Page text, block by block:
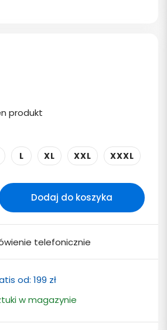
produkt
L XL XXL XXXL
Dodaj do koszyka
telefonicznie
od: 199 zł
w magazynie